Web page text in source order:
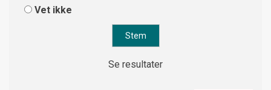
Vet ikke
Se resultater